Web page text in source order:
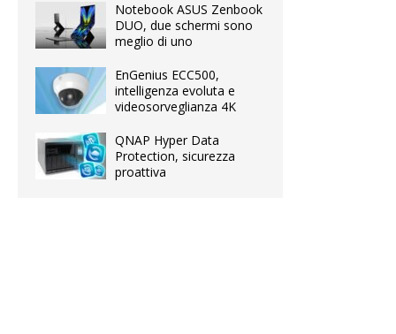
Notebook ASUS Zenbook
DUO, due schermi sono
meglio di uno
EnGenius ECC500,
intelligenza evoluta e
videosorveglianza 4K
QNAP Hyper Data
Protection, sicurezza
proattiva